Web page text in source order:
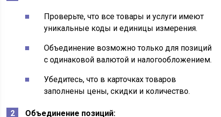
Проверьте, что все товары и услуги имеют
уникальные коды и единицы измерения.
Объединение возможно только для позиций
с одинаковой валютой и налогообложением.
Убедитесь, что в карточках товаров
заполнены цены, скидки и количество.
Объединение позиций: